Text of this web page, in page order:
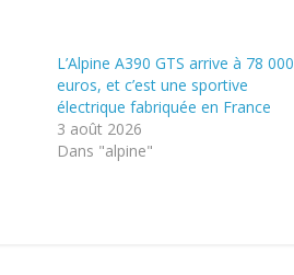
L’Alpine A390 GTS arrive à 78 000
euros, et c’est une sportive
électrique fabriquée en France
3 août 2026
Dans "alpine"